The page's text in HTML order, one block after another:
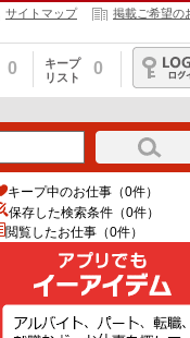
サイトマップ 掲載ご希望の
0
キープ
リスト
0
ログイン
キープ中のお仕事（0件）
保存した検索条件（0件）
閲覧したお仕事（0件）